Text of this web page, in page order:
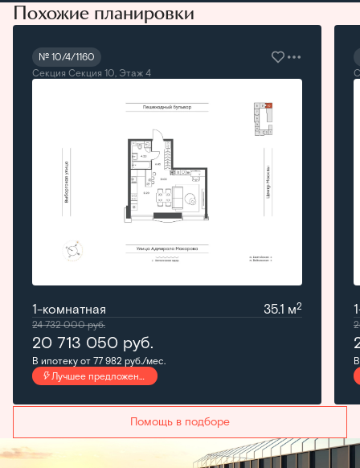
Похожие планировки
№ 10/4/1160
Секция Секция 10, Этаж 4
1-комнатная 35.1 м2
24 732 000руб.
20 713 050 руб.
В ипотеку от 77 982 руб./мес.
Лучшее предложение
Помощь в подборе